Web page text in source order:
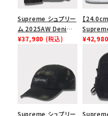
Supreme シュプリー
ム 2025AW Denim
Shoulder Bag デニ
¥37,980 (税込)
【
Nike SB
ナイキ
ー スニー
¥42,980
Supreme シュプリー